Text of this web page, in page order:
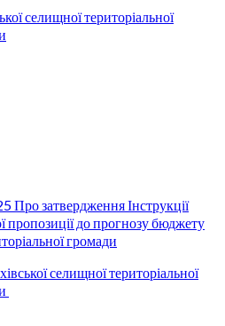
селищної територіальної
затвердження Інструкції
до прогнозу бюджету
громади
селищної територіальної